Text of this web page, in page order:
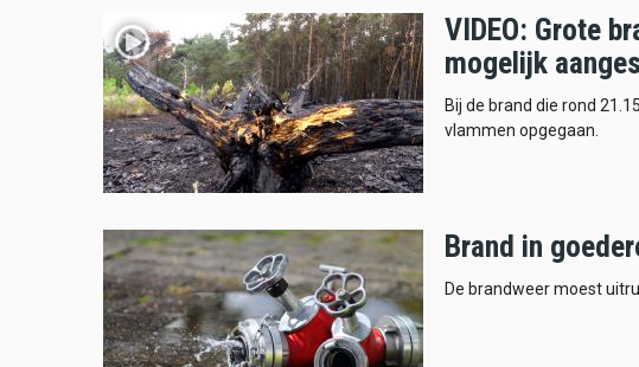
VIDEO: Grote
mogelijk
Bij de brand die rond
vlammen opgegaan.
Brand in
De brandweer moest